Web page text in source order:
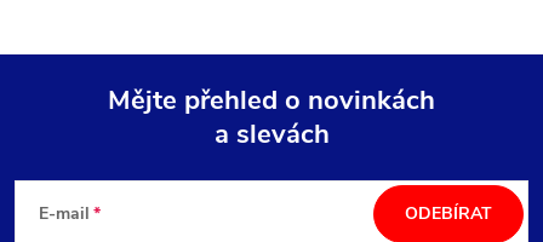
Mějte přehled o novinkách
a slevách
E-mail ODEBÍRAT